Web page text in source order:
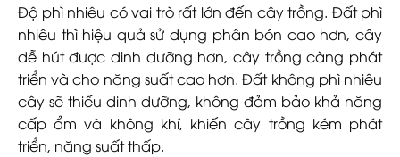
Độ phì nhiêu có vai trò rất lớn đến cây trồng. Đất phì
nhiêu thì hiệu quả sử dụng phân bón cao hơn, cây
dễ hút được dinh dưỡng hơn, cây trồng càng phát
triển và cho năng suất cao hơn. Đất không phì nhiêu
cây sẽ thiếu dinh dưỡng, không đảm bảo khả năng
cấp ẩm và không khí, khiến cây trồng kém phát
triển, năng suất thấp.